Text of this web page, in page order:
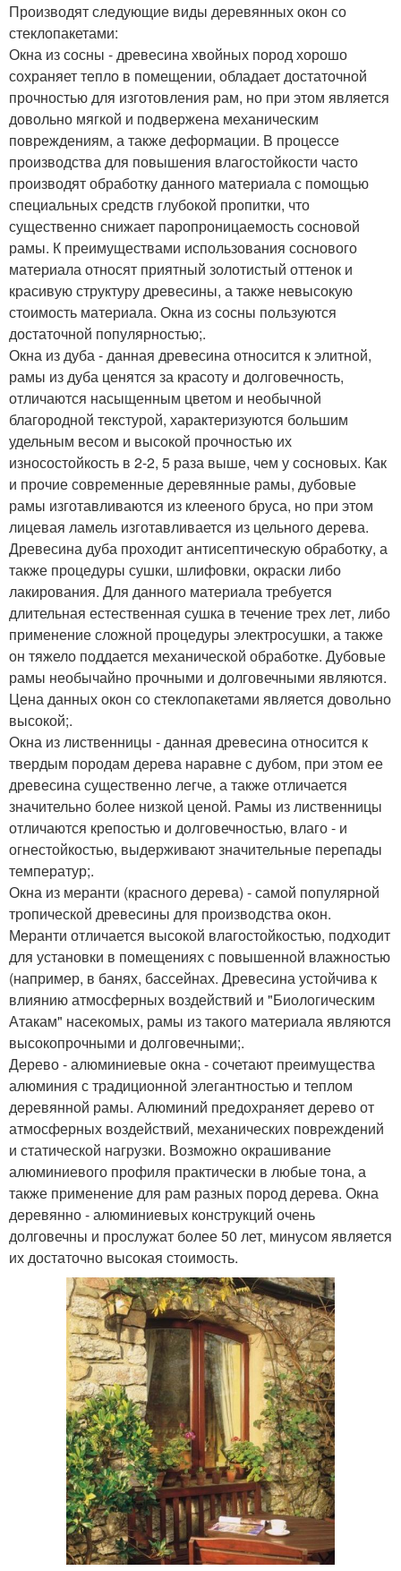
Производят следующие виды деревянных окон со
стеклопакетами:
Окна из сосны - древесина хвойных пород хорошо
сохраняет тепло в помещении, обладает достаточной
прочностью для изготовления рам, но при этом является
довольно мягкой и подвержена механическим
повреждениям, а также деформации. В процессе
производства для повышения влагостойкости часто
производят обработку данного материала с помощью
специальных средств глубокой пропитки, что
существенно снижает паропроницаемость сосновой
рамы. К преимуществами использования соснового
материала относят приятный золотистый оттенок и
красивую структуру древесины, а также невысокую
стоимость материала. Окна из сосны пользуются
достаточной популярностью;.
Окна из дуба - данная древесина относится к элитной,
рамы из дуба ценятся за красоту и долговечность,
отличаются насыщенным цветом и необычной
благородной текстурой, характеризуются большим
удельным весом и высокой прочностью их
износостойкость в 2-2, 5 раза выше, чем у сосновых. Как
и прочие современные деревянные рамы, дубовые
рамы изготавливаются из клееного бруса, но при этом
лицевая ламель изготавливается из цельного дерева.
Древесина дуба проходит антисептическую обработку, а
также процедуры сушки, шлифовки, окраски либо
лакирования. Для данного материала требуется
длительная естественная сушка в течение трех лет, либо
применение сложной процедуры электросушки, а также
он тяжело поддается механической обработке. Дубовые
рамы необычайно прочными и долговечными являются.
Цена данных окон со стеклопакетами является довольно
высокой;.
Окна из лиственницы - данная древесина относится к
твердым породам дерева наравне с дубом, при этом ее
древесина существенно легче, а также отличается
значительно более низкой ценой. Рамы из лиственницы
отличаются крепостью и долговечностью, влаго - и
огнестойкостью, выдерживают значительные перепады
температур;.
Окна из меранти (красного дерева) - самой популярной
тропической древесины для производства окон.
Меранти отличается высокой влагостойкостью, подходит
для установки в помещениях с повышенной влажностью
(например, в банях, бассейнах. Древесина устойчива к
влиянию атмосферных воздействий и "Биологическим
Атакам" насекомых, рамы из такого материала являются
высокопрочными и долговечными;.
Дерево - алюминиевые окна - сочетают преимущества
алюминия с традиционной элегантностью и теплом
деревянной рамы. Алюминий предохраняет дерево от
атмосферных воздействий, механических повреждений
и статической нагрузки. Возможно окрашивание
алюминиевого профиля практически в любые тона, а
также применение для рам разных пород дерева. Окна
деревянно - алюминиевых конструкций очень
долговечны и прослужат более 50 лет, минусом является
их достаточно высокая стоимость.